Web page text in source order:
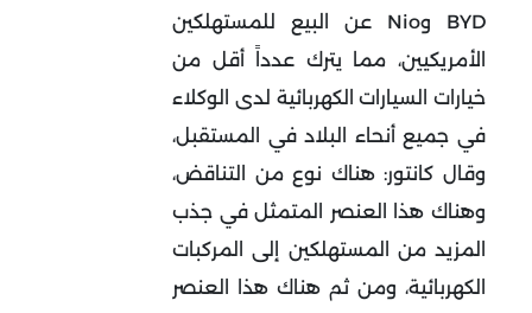
BYD وNio عن البيع للمستهلكين
الأمريكيين، مما يترك عدداً أقل من
خيارات السيارات الكهربائية لدى الوكلاء
في جميع أنحاء البلاد في المستقبل،
وقال كانتور: هناك نوع من التناقض،
وهناك هذا العنصر المتمثل في جذب
المزيد من المستهلكين إلى المركبات
الكهربائية، ومن ثم هناك هذا العنصر